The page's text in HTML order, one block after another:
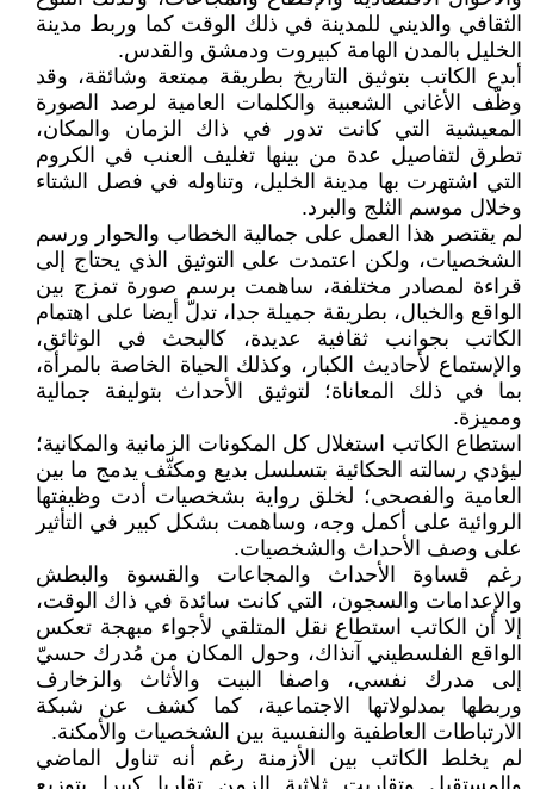
الثقافي والديني للمدينة في ذلك الوقت كما وربط مدينة
الخليل بالمدن الهامة كبيروت ودمشق والقدس.
أبدع الكاتب بتوثيق التاريخ بطريقة ممتعة وشائقة، وقد
وظّف الأغاني الشعبية والكلمات العامية لرصد الصورة
المعيشية التي كانت تدور في ذاك الزمان والمكان،
تطرق لتفاصيل عدة من بينها تغليف العنب في الكروم
التي اشتهرت بها مدينة الخليل، وتناوله في فصل الشتاء
وخلال موسم الثلج والبرد.
لم يقتصر هذا العمل على جمالية الخطاب والحوار ورسم
الشخصيات، ولكن اعتمدت على التوثيق الذي يحتاج إلى
قراءة لمصادر مختلفة، ساهمت برسم صورة تمزج بين
الواقع والخيال، بطريقة جميلة جدا، تدلّ أيضا على اهتمام
الكاتب بجوانب ثقافية عديدة، كالبحث في الوثائق،
والإستماع لأحاديث الكبار، وكذلك الحياة الخاصة بالمرأة،
بما في ذلك المعاناة؛ لتوثيق الأحداث بتوليفة جمالية
ومميزة.
استطاع الكاتب استغلال كل المكونات الزمانية والمكانية؛
ليؤدي رسالته الحكائية بتسلسل بديع ومكثّف يدمج ما بين
العامية والفصحى؛ لخلق رواية بشخصيات أدت وظيفتها
الروائية على أكمل وجه، وساهمت بشكل كبير في التأثير
على وصف الأحداث والشخصيات.
رغم قساوة الأحداث والمجاعات والقسوة والبطش
والإعدامات والسجون، التي كانت سائدة في ذاك الوقت،
إلا أن الكاتب استطاع نقل المتلقي لأجواء مبهجة تعكس
الواقع الفلسطيني آنذاك، وحول المكان من مُدرك حسيّ
إلى مدرك نفسي، واصفا البيت والأثاث والزخارف
وربطها بمدلولاتها الاجتماعية، كما كشف عن شبكة
الارتباطات العاطفية والنفسية بين الشخصيات والأمكنة.
لم يخلط الكاتب بين الأزمنة رغم أنه تناول الماضي